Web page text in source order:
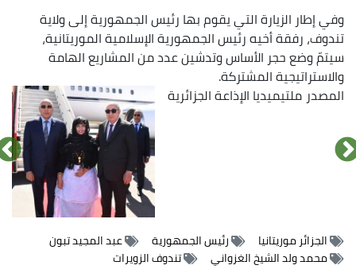
وفي إطار الزيارة التي يقوم بها رئيس الجمهورية إلى ولاية
تندوف، رفقة أخيه رئيس الجمهورية الإسلامية الموريتانية،
سيتمّ وضع حجر الأساس وتدشين عدد من المشاريع الهامة
والاستراتيجية المشتركة.
المصدرملتيميديا الإذاعة الجزائرية الصورة
الصورة
الصورة
الصورة
الصورة
الصورة
الصورة
الصورة
الصورة
الصورة
الصورة
الصورة
الصورة
الصورة
الصورة
الصورة
الصورة
الجزائر موريتانيا رئيس الجمهورية
عبد المجيد تبون
محمد ولد الشيخ الغزواني
تندوف الزويرات